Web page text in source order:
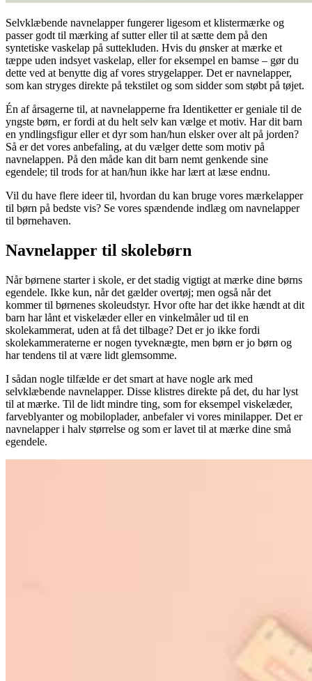
Selvklæbende navnelapper fungerer ligesom et klistermærke og
passer godt til mærking af sutter eller til at sætte dem på den
syntetiske vaskelap på suttekluden. Hvis du ønsker at mærke et
tæppe uden indsyet vaskelap, eller for eksempel en bamse – gør du
dette ved at benytte dig af vores strygelapper. Det er navnelapper,
som kan stryges direkte på tekstilet og som sidder som støbt på tøjet.
Én af årsagerne til, at navnelapperne fra Identiketter er geniale til de
yngste børn, er fordi at du helt selv kan vælge et motiv. Har dit barn
en yndlingsfigur eller et dyr som han/hun elsker over alt på jorden?
Så er det vores anbefaling, at du vælger dette som motiv på
navnelappen. På den måde kan dit barn nemt genkende sine
egendele; til trods for at han/hun ikke har lært at læse endnu.
Vil du have flere ideer til, hvordan du kan bruge vores mærkelapper
til børn på bedste vis? Se vores spændende indlæg om navnelapper
til børnehaven.
Navnelapper til skolebørn
Når børnene starter i skole, er det stadig vigtigt at mærke dine børns
egendele. Ikke kun, når det gælder overtøj; men også når det
kommer til børnenes skoleudstyr. Hvor ofte har det ikke hændt at dit
barn har lånt et viskelæder eller en vinkelmåler ud til en
skolekammerat, uden at få det tilbage? Det er jo ikke fordi
skolekammeraterne er nogen tyveknægte, men børn er jo børn og
har tendens til at være lidt glemsomme.
I sådan nogle tilfælde er det smart at have nogle ark med
selvklæbende navnelapper. Disse klistres direkte på det, du har lyst
til at mærke. Til de lidt mindre ting, som for eksempel viskelæder,
farveblyanter og mobiloplader, anbefaler vi vores minilapper. Det er
navnelapper i halv størrelse og som er lavet til at mærke dine små
egendele.